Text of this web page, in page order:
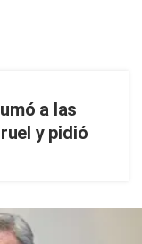
a las
y pidió